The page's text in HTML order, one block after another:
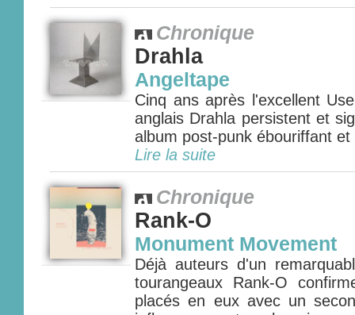
Chronique
Drahla
Angeltape
Cinq ans après l'excellent
anglais Drahla persistent et
album post-punk ébouriffant
Lire la suite
Chronique
Rank-O
Monument Movement
Déjà auteurs d'un
tourangeaux Rank-O
placés en eux avec un